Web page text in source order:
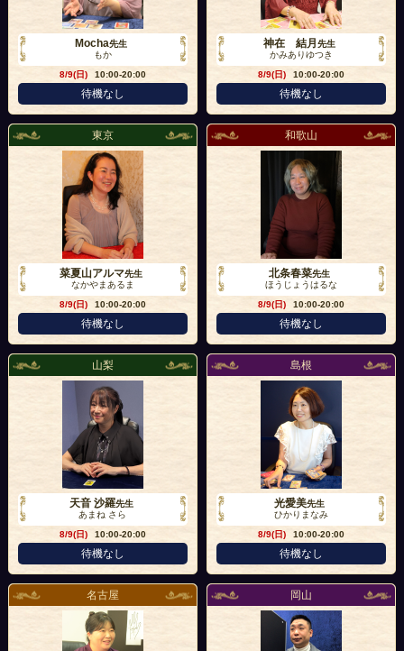
Mocha先生
もか
8/9(日)
10:00-20:00
待機なし
神在 結月先生
かみありゆつき
8/9(日)
10:00-20:00
待機なし
東京
菜夏山アルマ先生
なかやまあるま
8/9(日)
10:00-20:00
待機なし
和歌山
北条春菜先生
ほうじょうはるな
8/9(日)
10:00-20:00
待機なし
山梨
天音 沙羅先生
あまね さら
8/9(日)
10:00-20:00
待機なし
島根
光愛美先生
ひかりまなみ
8/9(日)
10:00-20:00
待機なし
名古屋 岡山